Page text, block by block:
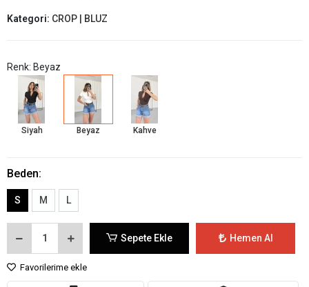
Kategori: CROP | BLUZ
Renk: Beyaz
Siyah Beyaz Kahve
Beden:
S M L
Sepete Ekle Hemen Al
Favorilerime ekle